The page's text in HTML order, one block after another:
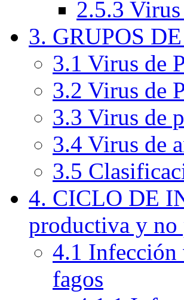
2.5.3
3. GRUPOS
3.1 Virus de
3.2 Virus de
3.3 Virus de
3.4 Virus de
3.5
4. CICLO DE
productiva y
4.1 Infección
fagos